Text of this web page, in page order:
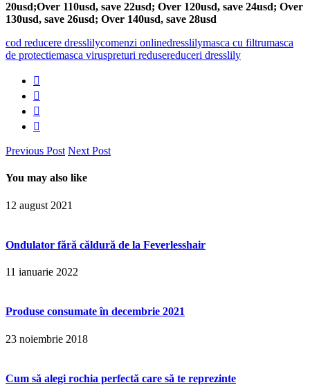
20usd;Over 110usd, save 22usd; Over 120usd, save 24usd; Over
130usd, save 26usd; Over 140usd, save 28usd
cod reducere dresslilycomenzi onlinedresslilymasca cu filtrumasca
de protectiemasca viruspreturi redusereduceri dresslily
Previous Post Next Post
You may also like
12 august 2021
Ondulator fără căldură de la Feverlesshair
11 ianuarie 2022
Produse consumate în decembrie 2021
23 noiembrie 2018
Cum să alegi rochia perfectă care să te reprezinte